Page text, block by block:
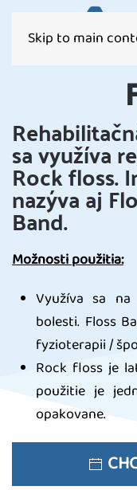
Skip to main
sa využíva
Rock floss.
nazýva aj
Band.
Možnosti použitia:
Využíva sa na
bolesti. Floss
fyzioterapii /
Rock floss je
použitie je
opakovane.